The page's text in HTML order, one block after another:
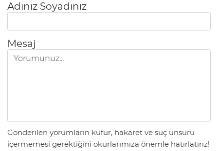
Adınız Soyadınız
Mesaj
Gönderilen yorumların küfür, hakaret ve suç unsuru
içermemesi gerektiğini okurlarımıza önemle hatırlatırız!